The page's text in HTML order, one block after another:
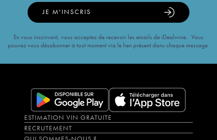
JE M'INSCRIS
En vous inscrivant, vous acceptez de recevoir les emails de iDealwine. Vous
pouvez vous désabonner à tout moment via le lien présent dans chaque message.
ESTIMATION VIN GRATUITE
RECRUTEMENT